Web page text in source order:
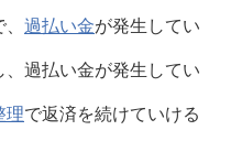
過払い金が発生してい
過払い金が発生してい
理で返済を続けていける